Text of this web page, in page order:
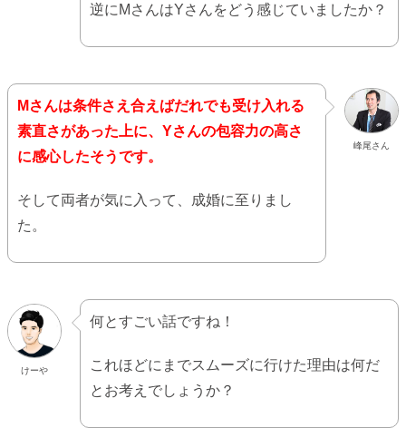
逆にMさんはYさんをどう感じていましたか？
峰尾さん
Mさんは条件さえ合えばだれでも受け入れる
素直さがあった上に、Yさんの包容力の高さ
に感心したそうです。
そして両者が気に入って、成婚に至りまし
た。
けーや
何とすごい話ですね！
これほどにまでスムーズに行けた理由は何だ
とお考えでしょうか？